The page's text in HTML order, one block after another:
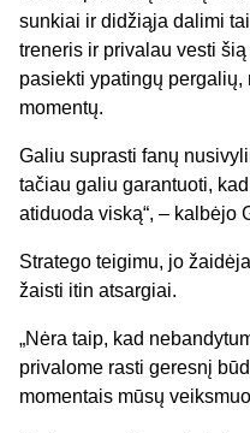
sunkiai ir didžiąja dalimi
treneris ir privalau vesti
pasiekti ypatingų
momentų.
Galiu suprasti fanų
tačiau galiu garantuoti,
atiduoda viską“, – kalbėjo
Stratego teigimu, jo
žaisti itin atsargiai.
„Nėra taip, kad
privalome rasti geresnį
momentais mūsų